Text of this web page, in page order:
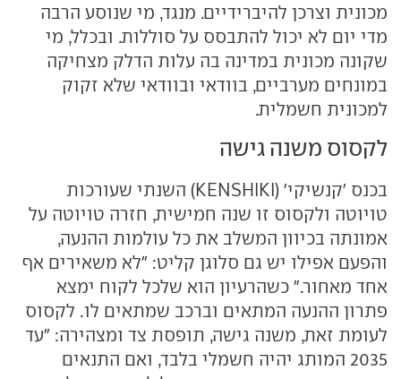
מכונית וצרכן להיברידיים. מנגד, מי שנוסע הרבה
מדי יום לא יכול להתבסס על סוללות. ובכלל, מי
שקונה מכונית במדינה בה עלות הדלק מצחיקה
במונחים מערביים, בוודאי ובוודאי שלא זקוק
למכונית חשמלית.
לקסוס משנה גישה
בכנס 'קנשיקי' (KENSHIKI) השנתי שעורכות
טויוטה ולקסוס זו שנה חמישית, חזרה טויוטה על
אמונתה בכיוון המשלב את כל עולמות ההנעה,
והפעם אפילו יש גם סלוגן קליט: "לא משאירים אף
אחד מאחור." כשהרעיון הוא שלכל לקוח ימצא
פתרון ההנעה המתאים וברכב שמתאים לו. לקסוס
לעומת זאת, משנה גישה, תופסת צד ומצהירה: "עד
2035 המותג יהיה חשמלי בלבד, ואם התנאים